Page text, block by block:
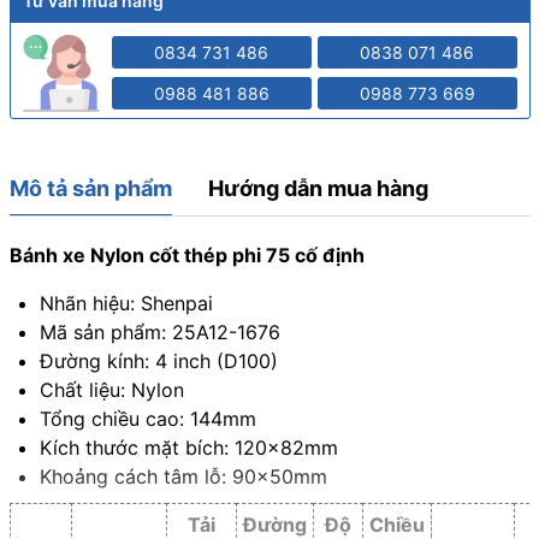
0834 731 486 0838 071 486
0988 481 886 0988 773 669
Mô tả sản phẩm Hướng dẫn mua hàng
Bánh xe Nylon cốt thép phi 75 cố định
Nhãn hiệu: Shenpai
Mã sản phẩm: 25A12-1676
Đường kính: 4 inch (D100)
Chất liệu: Nylon
Tổng chiều cao: 144mm
Kích thước mặt bích: 120x82mm
Khoảng cách tâm lỗ: 90x50mm
Tải
Đường
Độ
Chiều